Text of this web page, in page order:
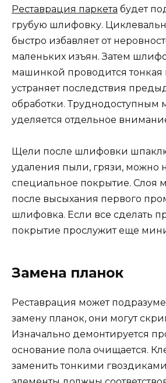
Реставрация паркета будет
грубую шлифовку.
быстро избавляет от
маленьких изъян. Затем
машинкой проводится
устраняет последствия
обработки. Труднодоступным
уделяется отдельное
Щели после шлифовки
удаления пыли, грязи, можно
специальное покрытие. Слоя
после высыхания первого
шлифовка. Если все сделать
покрытие прослужит еще
Замена планок
Реставрация может
замену планок, они могут
Изначально демонтируется
основание пола очищается.
заменить тонкими